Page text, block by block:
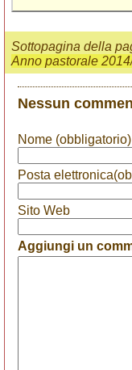
Sottopagina della
Anno pastorale
Nessun
Nome (obbligatorio)
Posta
Sito Web
Aggiungi un